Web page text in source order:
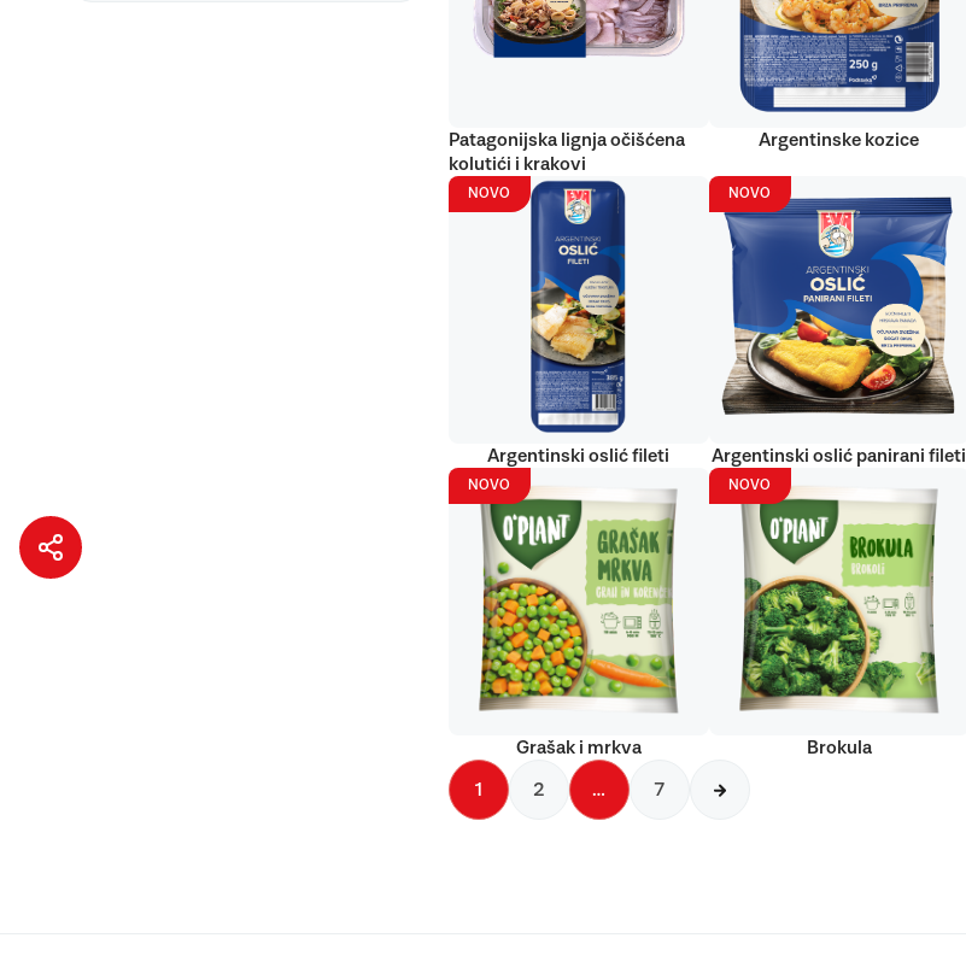
Patagonijska lignja očišćena
kolutići i krakovi
Argentinske kozice
NOVO
Argentinski oslić fileti
NOVO
Argentinski oslić panirani fileti
NOVO
Grašak i mrkva
NOVO
Brokula
1 2 … 7